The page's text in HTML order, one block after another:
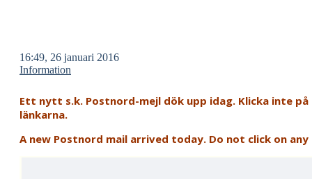
16:49, 26 januari 2016
Information
Ett nytt s.k. Postnord-mejl dök upp idag. Klicka inte
länkarna.
A new Postnord mail arrived today. Do not click on